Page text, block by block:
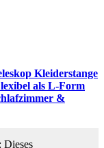
Kleiderstange
als L-Form
&